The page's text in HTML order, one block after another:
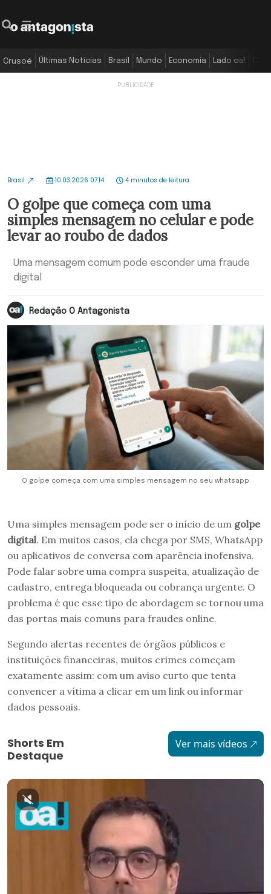
Crusoé Últimas Notícias Brasil Mundo Economia Lado oa!
Brasil 10.03.2026 07:14 4 minutos de leitura
O golpe que começa com uma
simples mensagem no celular e pode
levar ao roubo de dados
Uma mensagem comum pode esconder uma fraude
digital
Redação O Antagonista
O golpe começa com uma simples mensagem no seu whatsapp
Uma simples mensagem pode ser o início de um golpe
digital. Em muitos casos, ela chega por SMS, WhatsApp
ou aplicativos de conversa com aparência inofensiva.
Pode falar sobre uma compra suspeita, atualização de
cadastro, entrega bloqueada ou cobrança urgente. O
problema é que esse tipo de abordagem se tornou uma
das portas mais comuns para fraudes online.
Segundo alertas recentes de órgãos públicos e
instituições financeiras, muitos crimes começam
exatamente assim: com um aviso curto que tenta
convencer a vítima a clicar em um link ou informar
dados pessoais.
Shorts Em
Destaque
Ver mais vídeos